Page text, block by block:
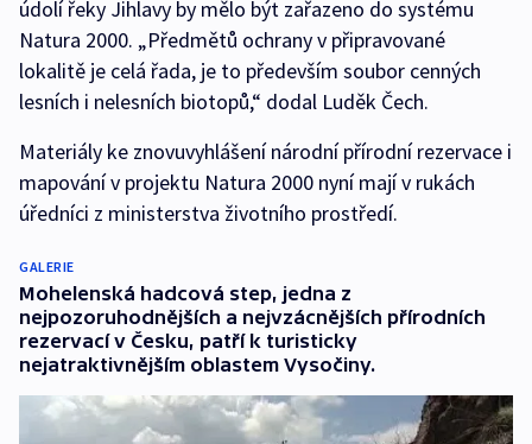
údolí řeky Jihlavy by mělo být zařazeno do systému
Natura 2000. „Předmětů ochrany v připravované
lokalitě je celá řada, je to především soubor cenných
lesních i nelesních biotopů,“ dodal Luděk Čech.
Materiály ke znovuvyhlášení národní přírodní rezervace i
mapování v projektu Natura 2000 nyní mají v rukách
úředníci z ministerstva životního prostředí.
GALERIE
Mohelenská hadcová step, jedna z
nejpozoruhodnějších a nejvzácnějších přírodních
rezervací v Česku, patří k turisticky
nejatraktivnějším oblastem Vysočiny.